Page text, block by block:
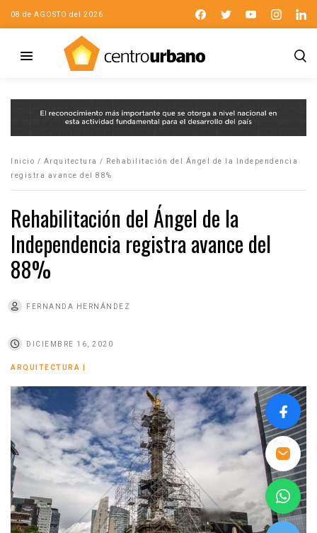
08 de AGOSTO del 2026
Inicio / Arquitectura /
Rehabilitación del Ángel de la Independencia
registra avance del 88%
Rehabilitación del Ángel de la
Independencia registra avance del
88%
FERNANDA HERNÁNDEZ
DICIEMBRE 16, 2020
ARQUITECTURA